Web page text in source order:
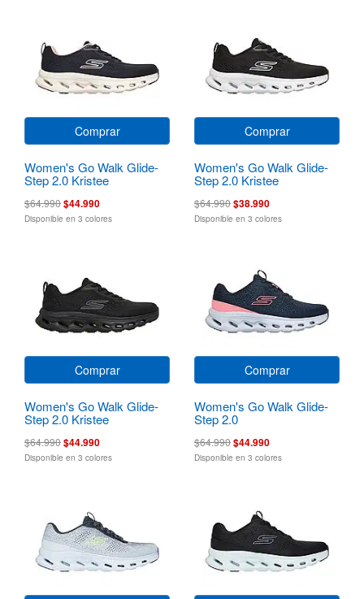
Comprar
Women's Go Walk Glide-
Step 2.0 Kristee
$64.990$44.990
Disponible en 3 colores
Comprar
Women's Go Walk Glide-
Step 2.0 Kristee
$64.990$38.990
Disponible en 3 colores
Comprar
Women's Go Walk Glide-
Step 2.0 Kristee
$64.990$44.990
Disponible en 3 colores
Comprar
Women's Go Walk Glide-
Step 2.0
$64.990$44.990
Disponible en 3 colores